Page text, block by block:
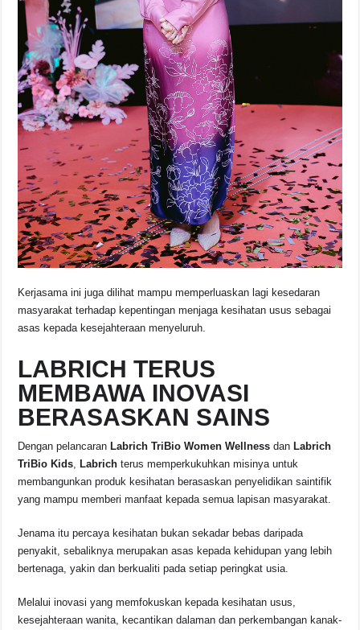
Kerjasama ini juga dilihat mampu memperluaskan lagi kesedaran
masyarakat terhadap kepentingan menjaga kesihatan usus sebagai
asas kepada kesejahteraan menyeluruh.
LABRICH TERUS
MEMBAWA INOVASI
BERASASKAN SAINS
Dengan pelancaranLabrich TriBio Women Wellness danLabrich
TriBio Kids ,Labrich terus memperkukuhkan misinya untuk
membangunkan produk kesihatan berasaskan penyelidikan saintifik
yang mampu memberi manfaat kepada semua lapisan masyarakat.
Jenama itu percaya kesihatan bukan sekadar bebas daripada
penyakit, sebaliknya merupakan asas kepada kehidupan yang lebih
bertenaga, yakin dan berkualiti pada setiap peringkat usia.
Melalui inovasi yang memfokuskan kepada kesihatan usus,
kesejahteraan wanita, kecantikan dalaman dan perkembangan kanak-